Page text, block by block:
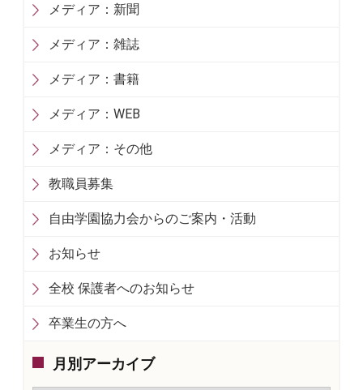
メディア：新聞
メディア：雑誌
メディア：書籍
メディア：WEB
メディア：その他
教職員募集
自由学園協力会からのご案内・活動
お知らせ
全校 保護者へのお知らせ
卒業生の方へ
月別アーカイブ